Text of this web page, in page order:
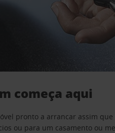
começa aqui
pronto a arrancar assim
ou para um casamento ou